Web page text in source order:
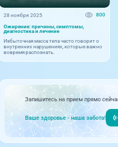
28 ноября 2025 800
Ожирение: причины, симптомы,
диагностика и лечение
Избыточная масса тела часто говорит о
внутренних нарушениях, которые важно
вовремя распознать.
Запишитесь на прием прямо
Ваше здоровье - наша забота!